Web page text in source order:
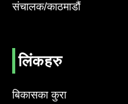
संचालक/काठमाडौं
लिंकहरु
बिकासका कुरा